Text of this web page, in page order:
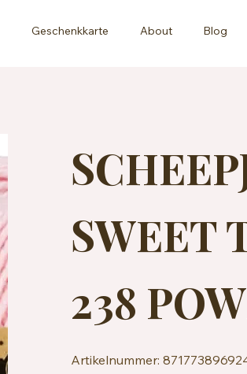
Geschenkkarte About Blog
SWEET
238
Artikelnummer: 8717738969241